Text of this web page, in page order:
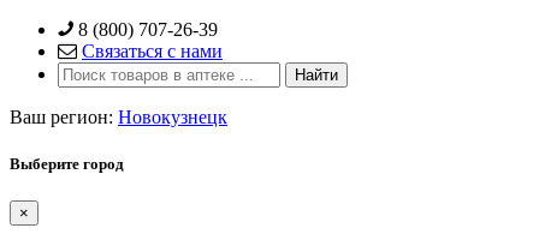
Skip
content
8 (800) 707-26-39
Связаться с нами
Ваш регион: Новокузнецк
Выберите город
×